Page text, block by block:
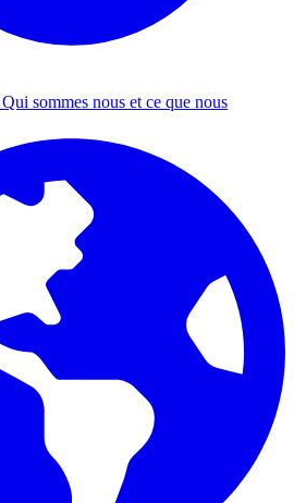
Qui sommes nous et ce que nous